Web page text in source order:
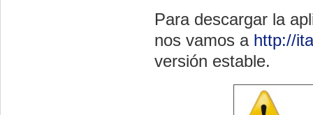
Para descargar la
nos vamos a http://
versión estable.